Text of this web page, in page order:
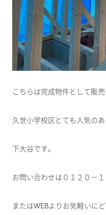
こちらは完成物件として販売
久世小学校区とても人気のあ
下大谷です。
お問い合わせは０１２０－
またはWEBよりお気軽いに